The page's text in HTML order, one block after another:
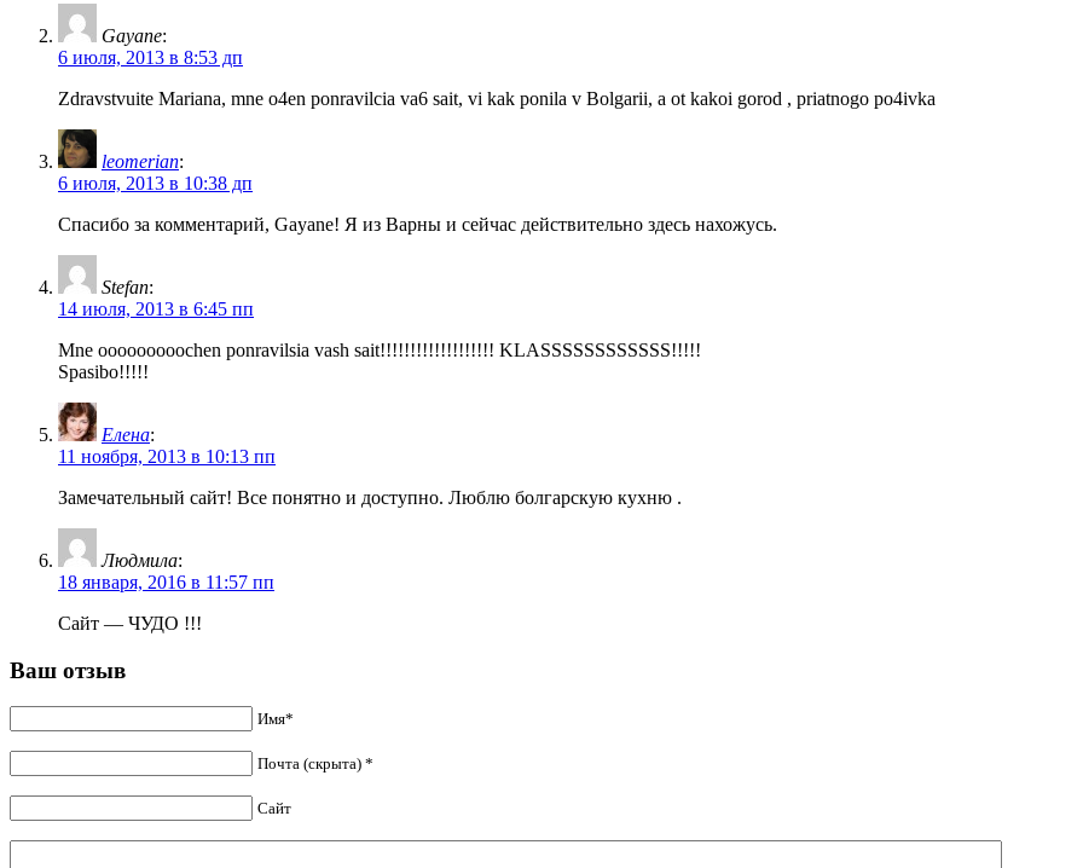
Gayane:
6 июля, 2013 в 8:53 дп
Zdravstvuite Mariana, mne o4en ponravilcia va6 sait, vi kak ponila v Bolgarii, a ot kakoi gorod , priatnogo po4ivka
leomerian:
6 июля, 2013 в 10:38 дп
Спасибо за комментарий, Gayane! Я из Варны и сейчас действительно здесь нахожусь.
Stefan:
14 июля, 2013 в 6:45 пп
Mne ooooooooochen ponravilsia vash sait!!!!!!!!!!!!!!!!!!! KLASSSSSSSSSSSS!!!!!
Spasibo!!!!!
Елена:
11 ноября, 2013 в 10:13 пп
Замечательный сайт! Все понятно и доступно. Люблю болгарскую кухню .
Людмила:
18 января, 2016 в 11:57 пп
Сайт — ЧУДО !!!
Ваш отзыв
Имя*
Почта (скрыта) *
Сайт